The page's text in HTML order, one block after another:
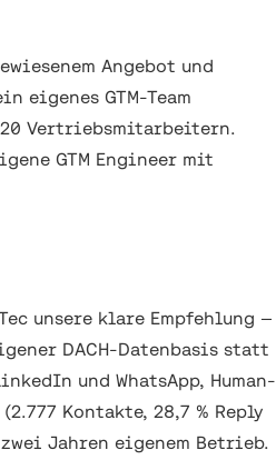
Angebot und
eigenes GTM-Team
Vertriebsmitarbeitern.
GTM Engineer mit
unsere klare Empfehlung —
DACH-Datenbasis statt
und WhatsApp, Human-
Kontakte, 28,7 % Reply
Jahren eigenem Betrieb.